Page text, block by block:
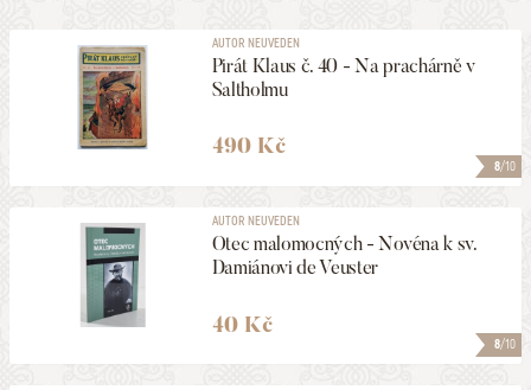
8/10
AUTOR NEUVEDEN
Pirát Klaus č. 40 - Na prachárně v
Saltholmu
490 Kč
8/10
AUTOR NEUVEDEN
Otec malomocných - Novéna k sv.
Damiánovi de Veuster
40 Kč